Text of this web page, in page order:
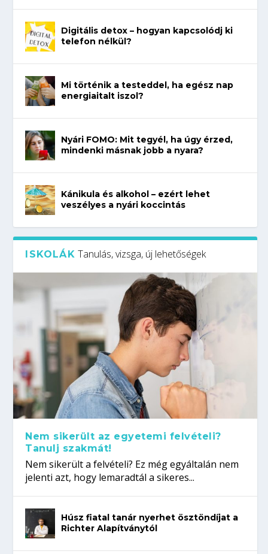
Digitális detox – hogyan kapcsolódj ki
telefon nélkül?
Mi történik a testeddel, ha egész nap
energiaitalt iszol?
Nyári FOMO: Mit tegyél, ha úgy érzed,
mindenki másnak jobb a nyara?
Kánikula és alkohol – ezért lehet
veszélyes a nyári koccintás
ISKOLÁK Tanulás, vizsga, új lehetőségek
Nem sikerült az egyetemi felvételi?
Tanulj szakmát!
Nem sikerült a felvételi? Ez még egyáltalán nem
jelenti azt, hogy lemaradtál a sikeres...
Húsz fiatal tanár nyerhet ösztöndíjat a
Richter Alapítványtól